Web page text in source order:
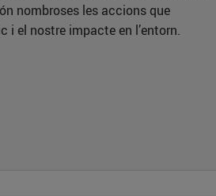
nombroses les accions que
i el nostre impacte en l’entorn.